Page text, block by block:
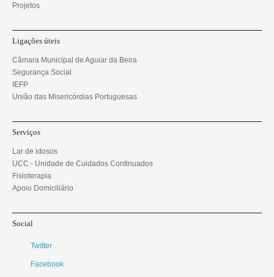
Projetos
Ligações úteis
Câmara Municipal de Aguiar da Beira
Segurança Social
IEFP
União das Misericórdias Portuguesas
Serviços
Lar de idosos
UCC - Unidade de Cuidados Continuados
Fisioterapia
Apoio Domiciliário
Social
Twitter
Facebook